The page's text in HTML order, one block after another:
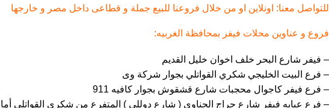
للتواصل معنا: اونلاين او من خلال فروعنا للبيع جملة و قطاعى داخل مصر و خارجها
فروع و عناوين محلات فيفر بمحافظة الغربيه:
– فيفر شارع البحر خلف اخوان خليل القديم
– فرع البيت الخليجي شكري القواتلي بجوار شركة وى
– فرع فيفر كاجوال محجبات شارع قشقوش بجوار كافيه 911
– فرع عبايه فيفر شارع جراج الحناوي ( شارع دوللي ) المتفرع من شكري القواتلي